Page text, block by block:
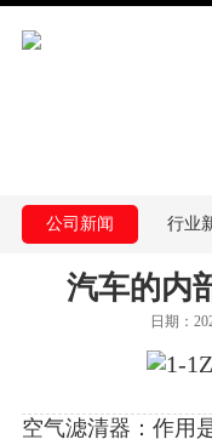
公司新闻 行业
汽车的内
日期：
空气滤清器：作用